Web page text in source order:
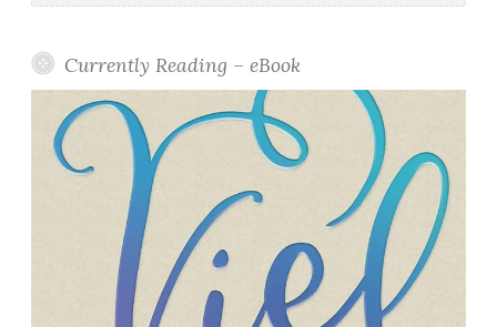
Currently Reading – eBook